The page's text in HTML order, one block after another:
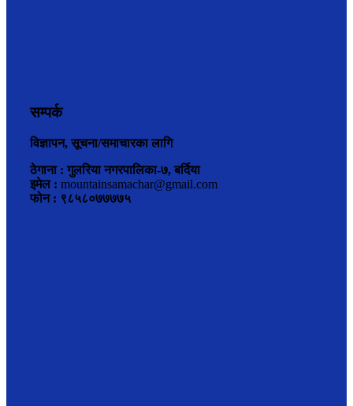
सम्पर्क
विज्ञापन, सूचना/समाचारका लागि
ठेगाना : गुलरिया नगरपालिका-७, बर्दिया
इमेल : mountainsamachar@gmail.com
फोन : ९८५८०७७७७५